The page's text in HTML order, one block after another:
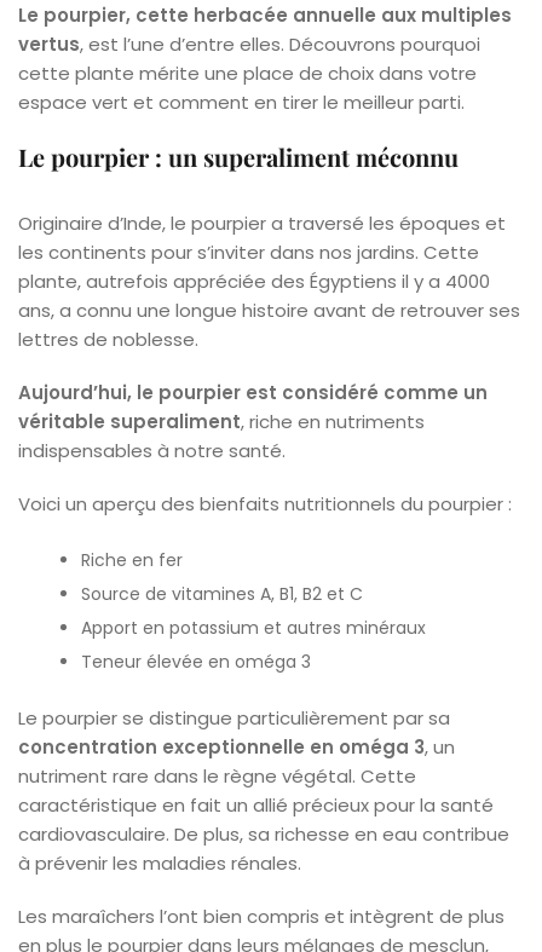
Le pourpier, cette herbacée annuelle aux multiples
vertus, est l’une d’entre elles. Découvrons pourquoi
cette plante mérite une place de choix dans votre
espace vert et comment en tirer le meilleur parti.
Le pourpier : un superaliment méconnu
Originaire d’Inde, le pourpier a traversé les époques et
les continents pour s’inviter dans nos jardins. Cette
plante, autrefois appréciée des Égyptiens il y a 4000
ans, a connu une longue histoire avant de retrouver ses
lettres de noblesse.
Aujourd’hui, le pourpier est considéré comme un
véritable superaliment, riche en nutriments
indispensables à notre santé.
Voici un aperçu des bienfaits nutritionnels du pourpier :
Riche en fer
Source de vitamines A, B1, B2 et C
Apport en potassium et autres minéraux
Teneur élevée en oméga 3
Le pourpier se distingue particulièrement par sa
concentration exceptionnelle en oméga 3, un
nutriment rare dans le règne végétal. Cette
caractéristique en fait un allié précieux pour la santé
cardiovasculaire. De plus, sa richesse en eau contribue
à prévenir les maladies rénales.
Les maraîchers l’ont bien compris et intègrent de plus
en plus le pourpier dans leurs mélanges de mesclun,